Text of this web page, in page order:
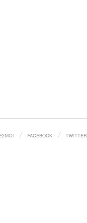
FACEBOOK TWITTER